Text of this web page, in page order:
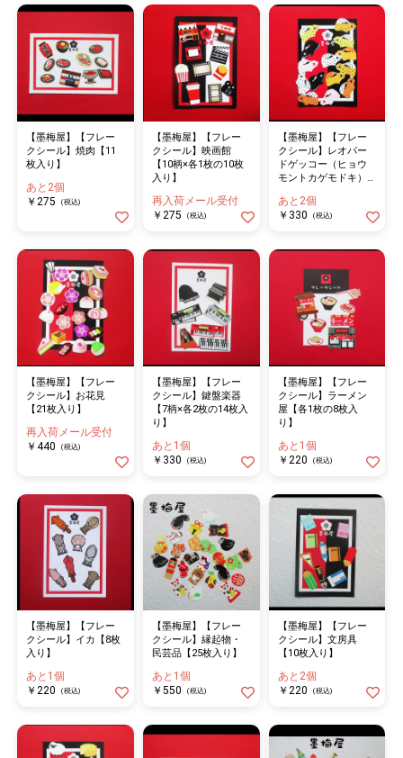
【墨梅屋】【フレー
クシール】焼肉【11
枚入り】
あと2個
￥275
(税込)
【墨梅屋】【フレー
クシール】映画館
【10柄×各1枚の10枚
入り】
再入荷メール受付
￥275
(税込)
【墨梅屋】【フレー
クシール】レオパー
ドゲッコー（ヒョウ
モントカゲモドキ）
あと2個
￥330
(税込)
【墨梅屋】【フレー
クシール】お花見
【21枚入り】
再入荷メール受付
￥440
(税込)
【墨梅屋】【フレー
クシール】鍵盤楽器
【7柄×各2枚の14枚入
り】
あと1個
￥330
(税込)
【墨梅屋】【フレー
クシール】ラーメン
屋【各1枚の8枚入
り】
あと1個
￥220
(税込)
【墨梅屋】【フレー
クシール】イカ【8枚
入り】
あと1個
￥220
(税込)
【墨梅屋】【フレー
クシール】縁起物・
民芸品【25枚入り】
あと1個
￥550
(税込)
【墨梅屋】【フレー
クシール】文房具
【10枚入り】
あと2個
￥220
(税込)